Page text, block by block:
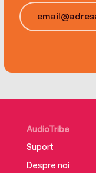
AudioTribe
Suport
Despre noi